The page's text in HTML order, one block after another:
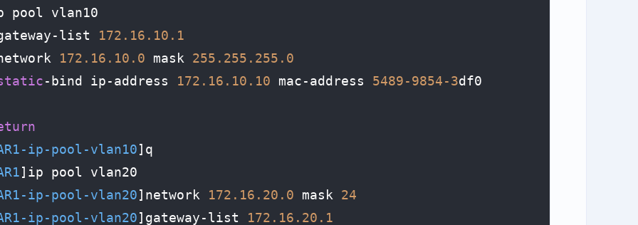
pool vlan10
list 172.16 .10 .1
172.16 .10 .0 mask 255.255 .255 .0
-bind ip-address 172.16 .10 .10 mac-address 5489-9854-3
ip-pool-vlan10]q
]ip pool vlan20
ip-pool-vlan20]network 172.16 .20 .0 mask 24
ip-pool-vlan20]gateway-list 172.16 .20 .1